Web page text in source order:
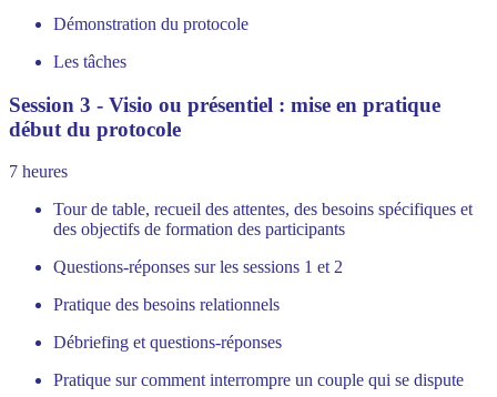
Démonstration du protocole
Les tâches
Session 3 - Visio ou présentiel : mise en pratique
début du protocole
7 heures
Tour de table, recueil des attentes, des besoins spécifiques et
des objectifs de formation des participants
Questions-réponses sur les sessions 1 et 2
Pratique des besoins relationnels
Débriefing et questions-réponses
Pratique sur comment interrompre un couple qui se dispute